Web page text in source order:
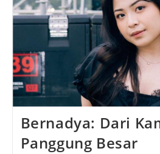
Bernadya: Dari
Panggung Besar